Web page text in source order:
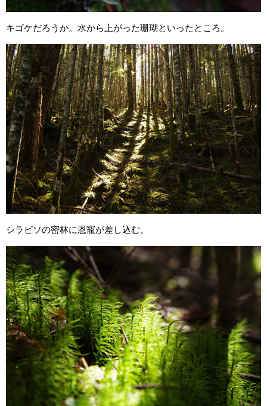
キゴケだろうか。水から上がった珊瑚といったところ。
シラビソの密林に恩寵が差し込む。